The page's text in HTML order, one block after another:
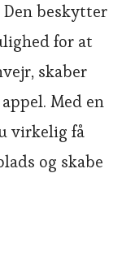
beskytter
for at
skaber
Med en
virkelig få
og skabe